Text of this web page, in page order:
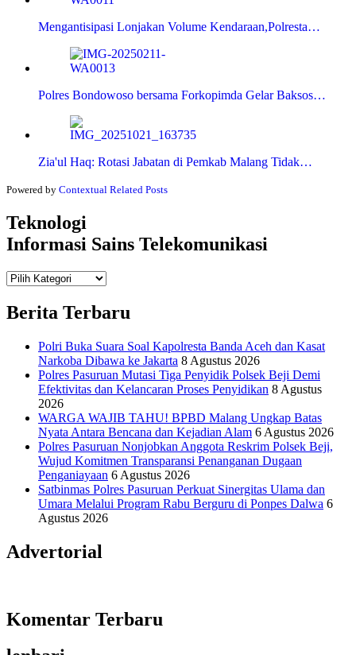
Mengantisipasi Lonjakan Volume Kendaraan,Polresta…
Polres Bondowoso bersama Forkopimda Gelar Baksos…
Zia'ul Haq: Rotasi Jabatan di Pemkab Malang Tidak…
Powered by Contextual Related Posts
Teknologi
Informasi Sains Telekomunikasi
Teknologi
Berita Terbaru
Polri Buka Suara Soal Kapolresta Banda Aceh dan Kasat
Narkoba Dibawa ke Jakarta 8 Agustus 2026
Polres Pasuruan Mutasi Tiga Penyidik Polsek Beji Demi
Efektivitas dan Kelancaran Proses Penyidikan 8 Agustus
2026
WARGA WAJIB TAHU! BPBD Malang Ungkap Batas
Nyata Antara Bencana dan Kejadian Alam 6 Agustus 2026
Polres Pasuruan Nonjobkan Anggota Reskrim Polsek Beji,
Wujud Komitmen Transparansi Penanganan Dugaan
Penganiayaan 6 Agustus 2026
Satbinmas Polres Pasuruan Perkuat Sinergitas Ulama dan
Umara Melalui Program Rabu Berguru di Ponpes Dalwa 6
Agustus 2026
Advertorial
Komentar Terbaru